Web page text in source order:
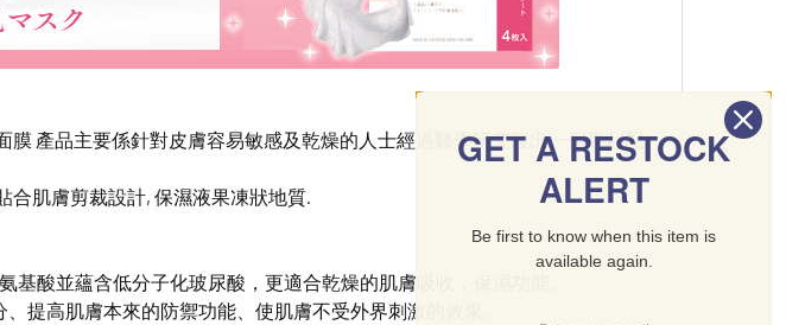
膜 產品主要係針對皮膚容易敏感及乾燥的人士經過醫學研究製出一個專利配
合肌膚剪裁設計, 保濕液果凍狀地質.
基酸並蘊含低分子化玻尿酸，更適合乾燥的肌膚吸收，保濕功能。
提高肌膚本來的防禦功能、使肌膚不受外界刺激的效果。
GET A RESTOCK
ALERT
Be first to know when this item is
available again.